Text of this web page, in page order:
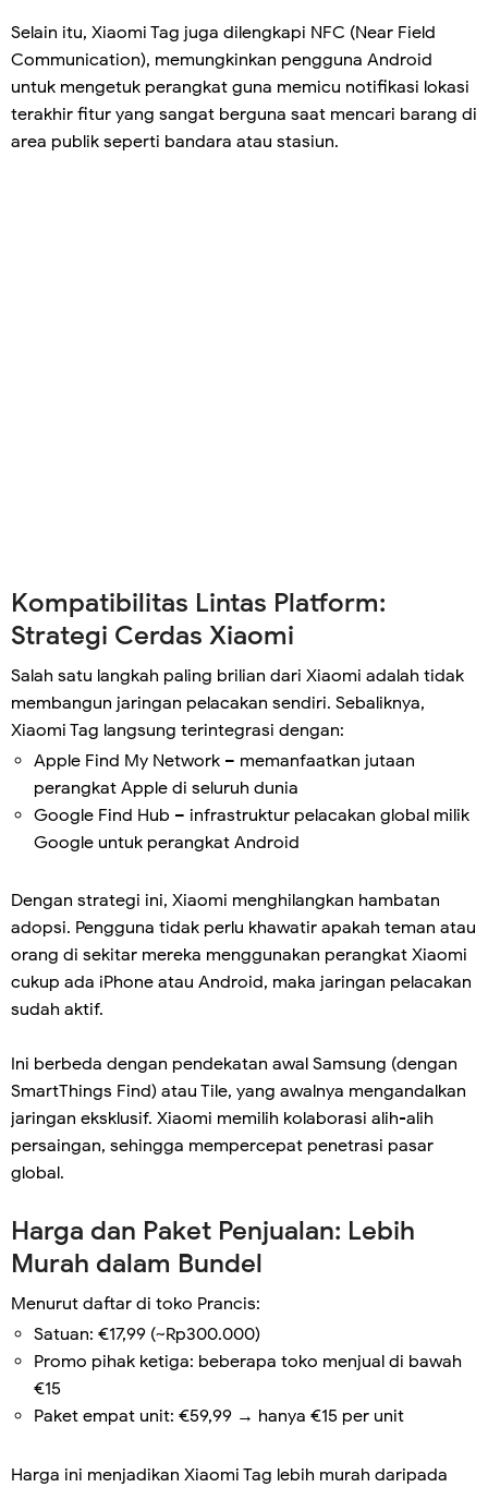
Selain itu, Xiaomi Tag juga dilengkapi NFC (Near Field
Communication), memungkinkan pengguna Android
untuk mengetuk perangkat guna memicu notifikasi lokasi
terakhir fitur yang sangat berguna saat mencari barang di
area publik seperti bandara atau stasiun.
Kompatibilitas Lintas Platform:
Strategi Cerdas Xiaomi
Salah satu langkah paling brilian dari Xiaomi adalah tidak
membangun jaringan pelacakan sendiri. Sebaliknya,
Xiaomi Tag langsung terintegrasi dengan:
Apple Find My Network – memanfaatkan jutaan
perangkat Apple di seluruh dunia
Google Find Hub – infrastruktur pelacakan global milik
Google untuk perangkat Android
Dengan strategi ini, Xiaomi menghilangkan hambatan
adopsi. Pengguna tidak perlu khawatir apakah teman atau
orang di sekitar mereka menggunakan perangkat Xiaomi
cukup ada iPhone atau Android, maka jaringan pelacakan
sudah aktif.
Ini berbeda dengan pendekatan awal Samsung (dengan
SmartThings Find) atau Tile, yang awalnya mengandalkan
jaringan eksklusif. Xiaomi memilih kolaborasi alih-alih
persaingan, sehingga mempercepat penetrasi pasar
global.
Harga dan Paket Penjualan: Lebih
Murah dalam Bundel
Menurut daftar di toko Prancis:
Satuan: €17,99 (~Rp300.000)
Promo pihak ketiga: beberapa toko menjual di bawah
€15
Paket empat unit: €59,99 → hanya €15 per unit
Harga ini menjadikan Xiaomi Tag lebih murah daripada